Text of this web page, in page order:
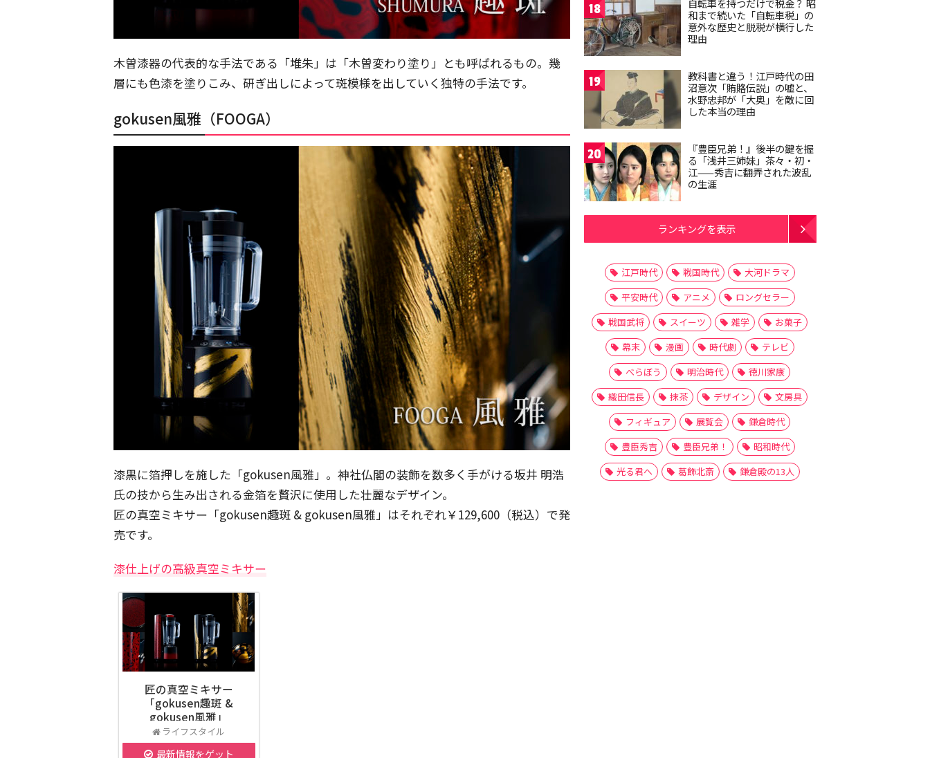
木曽漆器の代表的な手法である「堆朱」は「木曽変わり塗り」とも呼ばれるもの。幾
層にも色漆を塗りこみ、研ぎ出しによって斑模様を出していく独特の手法です。
gokusen風雅（FOOGA）
漆黒に箔押しを施した「gokusen風雅」。神社仏閣の装飾を数多く手がける坂井 明浩
氏の技から生み出される金箔を贅沢に使用した壮麗なデザイン。
匠の真空ミキサー「gokusen趣斑 & gokusen風雅」はそれぞれ￥129,600（税込）で発
売です。
漆仕上げの高級真空ミキサー
匠の真空ミキサー
「gokusen趣斑 &
gokusen風雅」
ライフスタイル
最新情報をゲット
18
自転車を持つだけで税金？ 昭
和まで続いた「自転車税」の
意外な歴史と脱税が横行した
理由
19
教科書と違う！江戸時代の田
沼意次「賄賂伝説」の嘘と、
水野忠邦が「大奥」を敵に回
した本当の理由
20
『豊臣兄弟！』後半の鍵を握
る「浅井三姉妹」茶々・初・
江——秀吉に翻弄された波乱
の生涯
ランキングを表示
江戸時代 戦国時代
大河ドラマ
平安時代
アニメ
ロングセラー
戦国武将
スイーツ 雑学
お菓子
幕末
漫画 時代劇
テレビ
べらぼう
明治時代
徳川家康
織田信長
抹茶 デザイン
文房具
フィギュア
展覧会
鎌倉時代
豊臣秀吉
豊臣兄弟！
昭和時代
光る君へ
葛飾北斎 鎌倉殿の13人